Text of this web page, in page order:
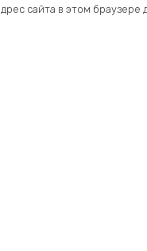
сайта в этом браузере